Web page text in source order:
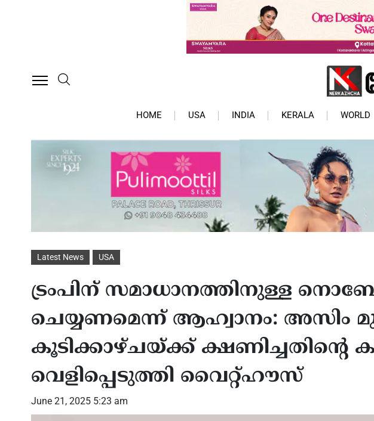
HOME USA INDIA KERALA WORLD
Latest News USA
ട്രംപിന് സമാധാനത്തിനുള്ള
ചെയ്യണമെന്ന് ആഹ്വാനം: അസിം
കൂടിക്കാഴ്ചയ്ക്ക് ക്ഷണിച്ചതിൻ്റെ
വെളിപ്പെടുത്തി വൈറ്റ്ഹൗസ്
June 21, 2025 5:23 am